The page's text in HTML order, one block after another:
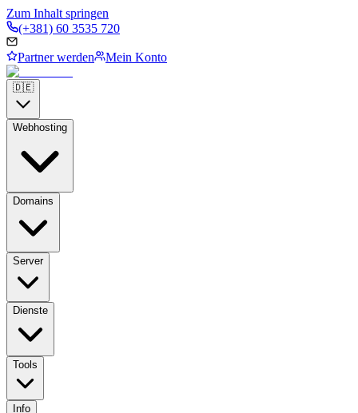
Zum Inhalt springen
(+381) 60 3535 720
Partner werden Mein Konto
🇩🇪
Webhosting
Domains
Server
Dienste
Tools
Info